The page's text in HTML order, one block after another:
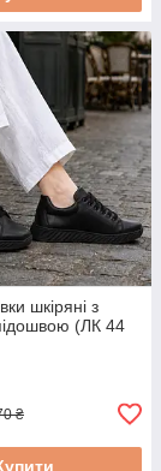
шкіряні з
(ЛК 44
₴